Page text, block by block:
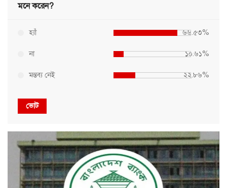
মনে করেন?
হ্যাঁ ৬৬.৫৩%
না ১০.৬১%
মন্তব্য নেই ২২.৮৬%
ভোট